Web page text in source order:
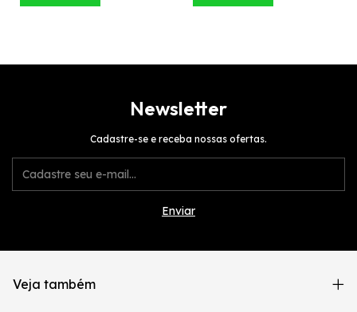
Newsletter
Cadastre-se e receba nossas ofertas.
Veja também